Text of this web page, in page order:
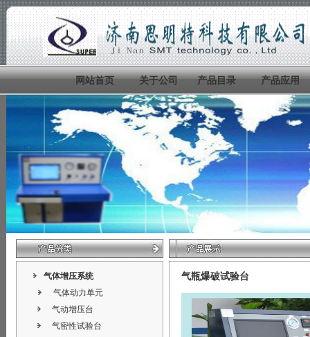
网站首页 关于公司 产品目录 产品应用
气体增压系统
气体动力单元
气动增压台
气密性试验台
气瓶爆破试验台